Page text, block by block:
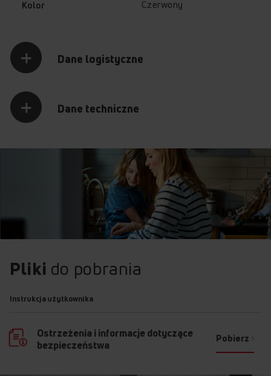
EB7542 INTEGRA PYROLIZA (kod: 55624)
EB8874B INTEGRA PROBABY (kod: 55638)
EB8562 INTEGRA SOFT (kod: 55694)
EB85529 STUDIO (kod: 56432)
Kolor Czerwony
Dane logistyczne
Dane techniczne
Pliki do pobrania
Instrukcja użytkownika
Ostrzeżenia i informacje dotyczące
bezpieczeństwa
Pobierz